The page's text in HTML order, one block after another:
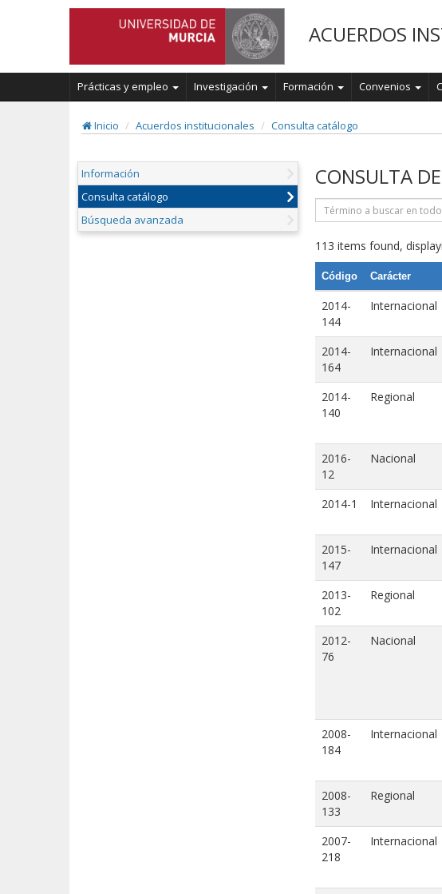
ACUERDOS
Prácticas y empleo Investigación Formación Convenios
Inicio Acuerdos institucionales Consulta catálogo
Información
Consulta catálogo
Búsqueda avanzada
CONSULTA
113 items found,
Código Carácter
2014-
144
Internacional
2014-
164
Internacional
2014-
140
Regional
2016-
12
Nacional
2014-1 Internacional
2015-
147
Internacional
2013-
102
Regional
2012-
76
Nacional
2008-
184
Internacional
2008-
133
Regional
2007-
218
Internacional